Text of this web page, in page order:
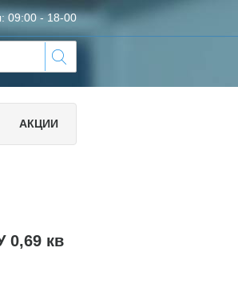
09:00 - 18-00
АКЦИИ
0,69 кв